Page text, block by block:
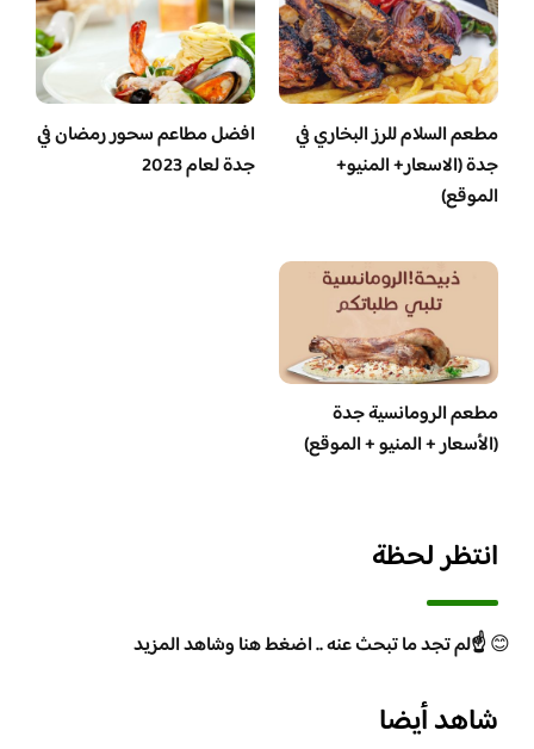
مطعم السلام للرز البخاري في
جدة (الاسعار+ المنيو+
الموقع)
افضل مطاعم سحور رمضان في
جدة لعام 2023
مطعم الرومانسية جدة
(الأسعار + المنيو + الموقع)
انتظر لحظة
😊☝️لم تجد ما تبحث عنه .. اضغط هنا وشاهد المزيد
شاهد أيضا